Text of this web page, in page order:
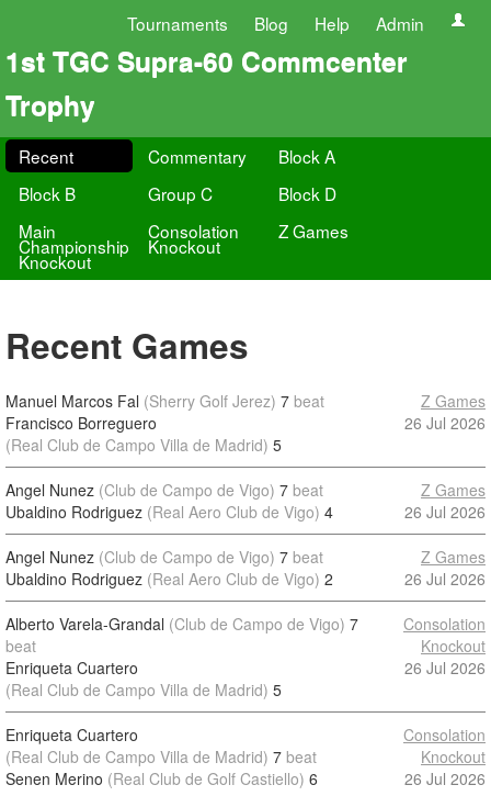
Tournaments Blog Help Admin
1st TGC Supra-60 Commcenter
Trophy
Recent Commentary
Block A
Block B
Group C
Block D
Main
Championship
Knockout
Consolation
Knockout
Z Games
Recent Games
Manuel Marcos Fal (Sherry Golf Jerez) 7 beat
Francisco Borreguero
(Real Club de Campo Villa de Madrid) 5
Z Games
26 Jul 2026
Angel Nunez (Club de Campo de Vigo) 7 beat
Ubaldino Rodriguez (Real Aero Club de Vigo) 4
Z Games
26 Jul 2026
Angel Nunez (Club de Campo de Vigo) 7 beat
Ubaldino Rodriguez (Real Aero Club de Vigo) 2
Z Games
26 Jul 2026
Alberto Varela-Grandal (Club de Campo de Vigo) 7
beat
Enriqueta Cuartero
(Real Club de Campo Villa de Madrid) 5
Consolation
Knockout
26 Jul 2026
Enriqueta Cuartero
(Real Club de Campo Villa de Madrid) 7 beat
Senen Merino (Real Club de Golf Castiello) 6
Consolation
Knockout
26 Jul 2026